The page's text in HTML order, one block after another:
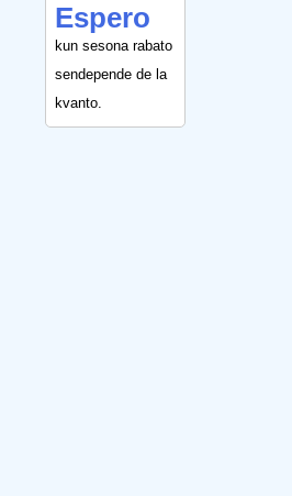
Espero
kun sesona rabato
sendepende de la
kvanto.